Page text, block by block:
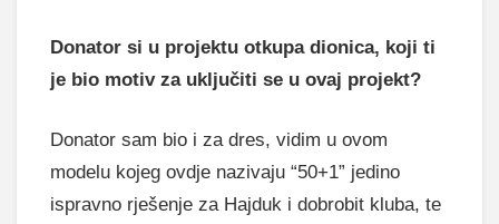
Donator si u projektu otkupa dionica, koji ti
je bio motiv za uključiti se u ovaj projekt?
Donator sam bio i za dres, vidim u ovom
modelu kojeg ovdje nazivaju “50+1” jedino
ispravno rješenje za Hajduk i dobrobit kluba, te